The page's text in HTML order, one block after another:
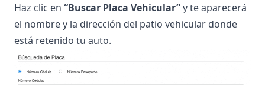
Haz clic en “Buscar Placa Vehicular”y te aparecerá
el nombre y la dirección del patio vehicular donde
está retenido tu auto.